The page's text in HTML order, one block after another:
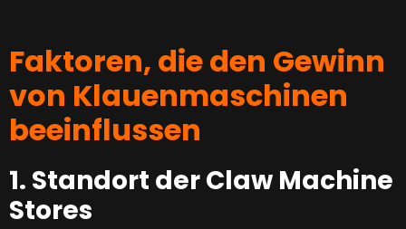
Faktoren, die den Gewinn
von Klauenmaschinen
beeinflussen
1. Standort der Claw Machine
Stores